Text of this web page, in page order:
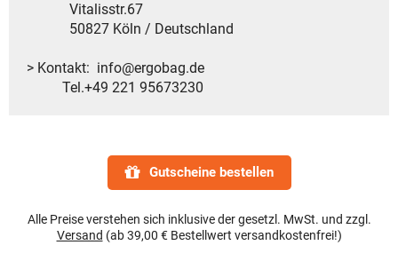
Vitalisstr.67
50827 Köln / Deutschland
> Kontakt: info@ergobag.de
Tel.+49 221 95673230
Gutscheine bestellen
Alle Preise verstehen sich inklusive der gesetzl. MwSt. und zzgl.
Versand (ab 39,00 € Bestellwert versandkostenfrei!)